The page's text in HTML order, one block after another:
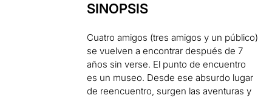
SINOPSIS
Cuatro amigos (tres amigos y un público)
se vuelven a encontrar después de 7
años sin verse. El punto de encuentro
es un museo. Desde ese absurdo lugar
de reencuentro, surgen las aventuras y